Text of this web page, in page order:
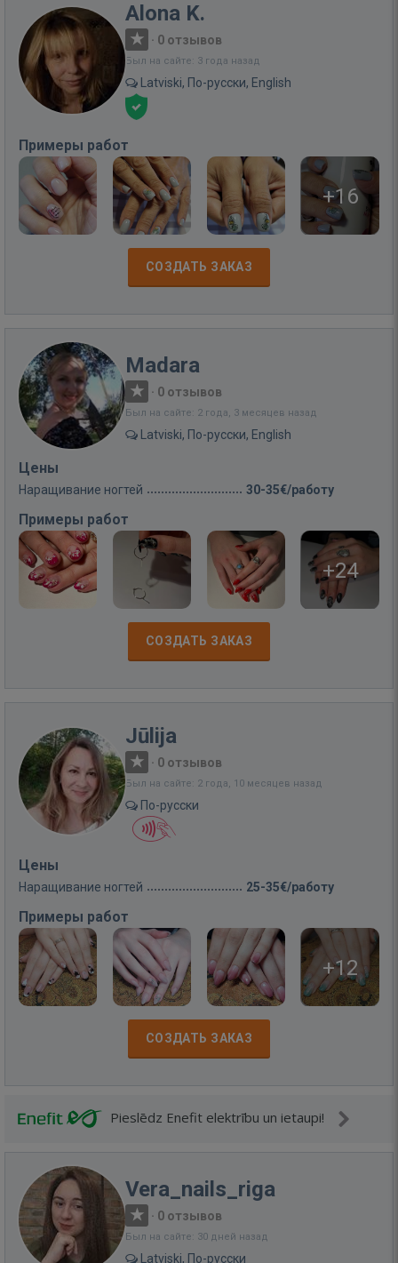
Alona K.
· 0 отзывов
Был на сайте: 3 года назад
Latviski, По-русски, English
Примеры работ
+16
СОЗДАТЬ ЗАКАЗ
Madara
· 0 отзывов
Был на сайте: 2 года, 3 месяцев назад
Latviski, По-русски, English
Цены
Наращивание ногтей 30-35€/работу
Примеры работ
+24
СОЗДАТЬ ЗАКАЗ
Jūlija
· 0 отзывов
Был на сайте: 2 года, 10 месяцев назад
По-русски
Цены
Наращивание ногтей 25-35€/работу
Примеры работ
+12
СОЗДАТЬ ЗАКАЗ
Pieslēdz Enefit elektrību un ietaupi!
Vera_nails_riga
· 0 отзывов
Был на сайте: 30 дней назад
Latviski, По-русски